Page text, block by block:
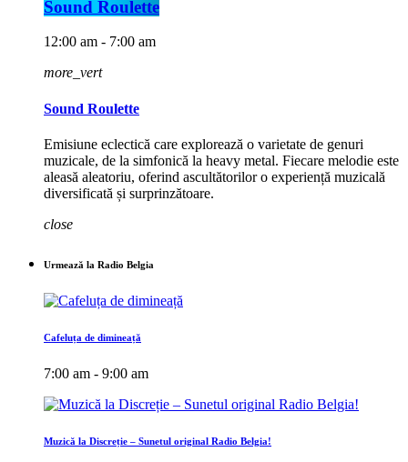
Sound Roulette
12:00 am - 7:00 am
more_vert
Sound Roulette
Emisiune eclectică care explorează o varietate de genuri
muzicale, de la simfonică la heavy metal. Fiecare melodie este
aleasă aleatoriu, oferind ascultătorilor o experiență muzicală
diversificată și surprinzătoare.
close
Urmează la Radio Belgia
Cafeluța de dimineață
7:00 am - 9:00 am
Muzică la Discreție – Sunetul original Radio Belgia!